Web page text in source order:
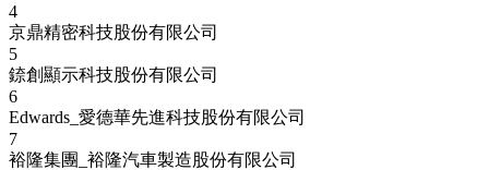
4
京鼎精密科技股份有限公司
5
錼創顯示科技股份有限公司
6
Edwards_愛德華先進科技股份有限公司
7
裕隆集團_裕隆汽車製造股份有限公司